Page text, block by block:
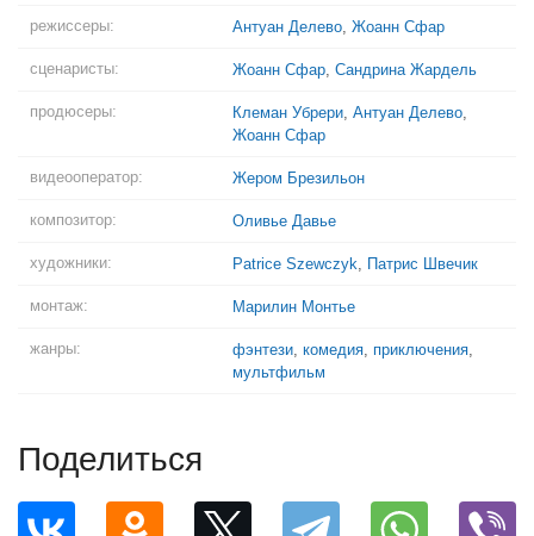
режиссеры: Антуан Делево, Жоанн Сфар
сценаристы: Жоанн Сфар, Сандрина Жардель
продюсеры: Клеман Убрери, Антуан Делево,
Жоанн Сфар
видеооператор: Жером Брезильон
композитор: Оливье Давье
художники: Patrice Szewczyk, Патрис Швечик
монтаж: Марилин Монтье
жанры: фэнтези, комедия, приключения,
мультфильм
Поделиться